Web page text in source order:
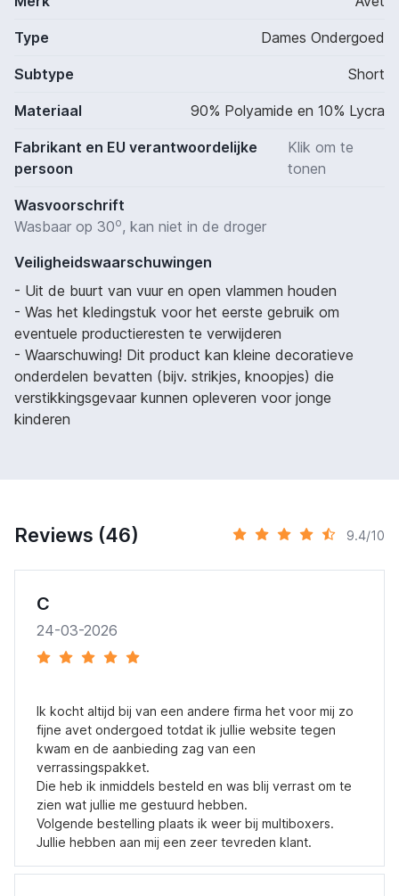
Type Dames Ondergoed
Subtype Short
Materiaal 90% Polyamide en 10% Lycra
Fabrikant en EU verantwoordelijke
persoon
Klik om te
tonen
Wasvoorschrift
Wasbaar op 30o, kan niet in de droger
Veiligheidswaarschuwingen
- Uit de buurt van vuur en open vlammen houden
- Was het kledingstuk voor het eerste gebruik om
eventuele productieresten te verwijderen
- Waarschuwing! Dit product kan kleine decoratieve
onderdelen bevatten (bijv. strikjes, knoopjes) die
verstikkingsgevaar kunnen opleveren voor jonge
kinderen
Reviews (46) 9.4/10
C
24-03-2026
Ik kocht altijd bij van een andere firma het voor mij zo
fijne avet ondergoed totdat ik jullie website tegen
kwam en de aanbieding zag van een
verrassingspakket.
Die heb ik inmiddels besteld en was blij verrast om te
zien wat jullie me gestuurd hebben.
Volgende bestelling plaats ik weer bij multiboxers.
Jullie hebben aan mij een zeer tevreden klant.